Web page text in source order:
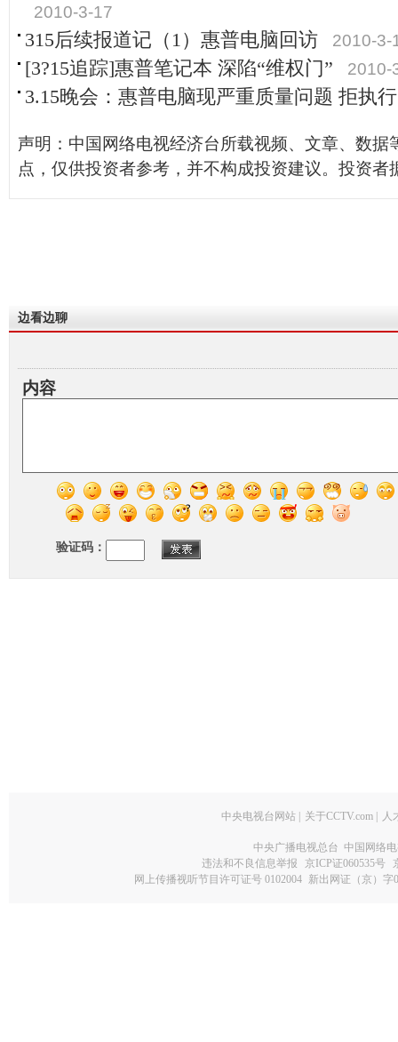
2010-3-17
315后续报道记（1）惠普电脑回访 2010-3-
[3?15追踪]惠普笔记本 深陷“维权门” 2010-
3.15晚会：惠普电脑现严重质量问题 拒执
声明：中国网络电视经济台所载视频、文章、数据
点，仅供投资者参考，并不构成投资建议。投资者
边看边聊
内容
验证码：
中央电视台网站 关于CCTV.com 人
中央广播电视总台 中国网络
违法和不良信息举报
京ICP证060535号
网上传播视听节目许可证号 0102004 新出网证（京）